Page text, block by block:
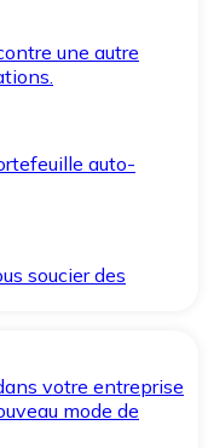
une autre
auto-
soucier des
votre entreprise
mode de